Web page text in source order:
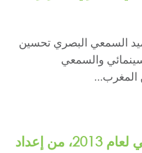
السمعي البصري تحسين
والسمعي
المغرب...
تقرير الاقتصاد الإبداعي لعام 2013، من إعداد